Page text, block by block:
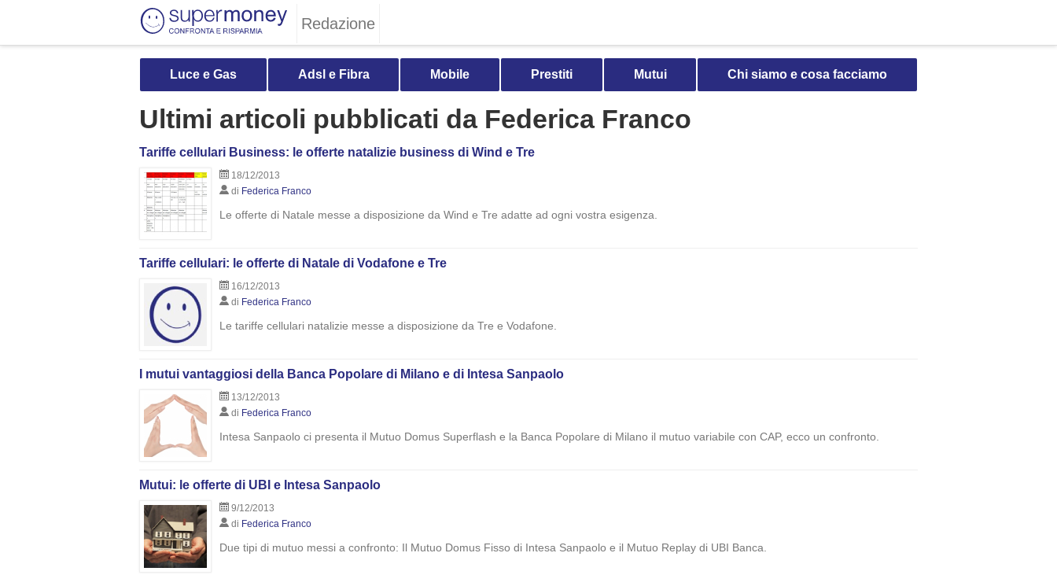
Redazione
Luce e Gas Adsl e Fibra Mobile Prestiti Mutui Chi siamo e cosa facciamo
Ultimi articoli pubblicati da Federica Franco
Tariffe cellulari Business: le offerte natalizie business di Wind e Tre
18/12/2013
di Federica Franco
Le offerte di Natale messe a disposizione da Wind e Tre adatte ad ogni vostra esigenza.
Tariffe cellulari: le offerte di Natale di Vodafone e Tre
16/12/2013
di Federica Franco
Le tariffe cellulari natalizie messe a disposizione da Tre e Vodafone.
I mutui vantaggiosi della Banca Popolare di Milano e di Intesa Sanpaolo
13/12/2013
di Federica Franco
Intesa Sanpaolo ci presenta il Mutuo Domus Superflash e la Banca Popolare di Milano il mutuo variabile con CAP, ecco un confronto.
Mutui: le offerte di UBI e Intesa Sanpaolo
9/12/2013
di Federica Franco
Due tipi di mutuo messi a confronto: Il Mutuo Domus Fisso di Intesa Sanpaolo e il Mutuo Replay di UBI Banca.